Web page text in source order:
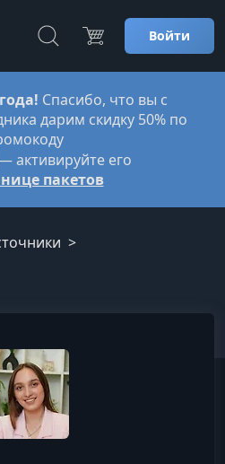
Войти
Спасибо, что вы с
дарим скидку 50% по
активируйте его
пакетов